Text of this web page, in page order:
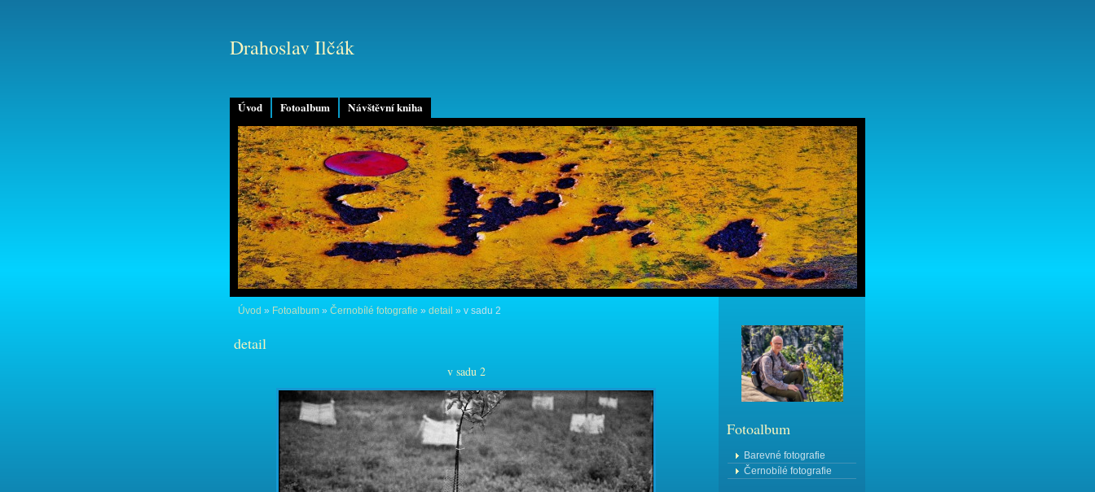
Úvod Fotoalbum Návštěvní kniha
Drahoslav Ilčák
Úvod » Fotoalbum » Černobílé fotografie » detail » v sadu 2
detail
v sadu 2
Fotoalbum
Barevné fotografie
Černobílé fotografie